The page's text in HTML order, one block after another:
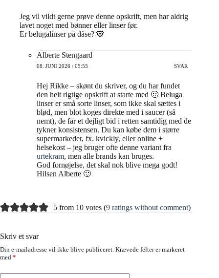
Jeg vil vildt gerne prøve denne opskrift, men har aldrig
lavet noget med bønner eller linser før.
Er belugalinser på dåse? 🙈
Alberte Stengaard
08. JUNI 2026 / 05:55 SVAR
Hej Rikke – skønt du skriver, og du har fundet
den helt rigtige opskrift at starte med 🙂 Beluga
linser er små sorte linser, som ikke skal sættes i
blød, men blot koges direkte med i saucer (så
nemt), de får et dejligt bid i retten samtidig med de
tykner konsistensen. Du kan købe dem i større
supermarkeder, fx. kvickly, eller online +
helsekost – jeg bruger ofte denne variant fra
urtekram, men alle brands kan bruges.
God fornøjelse, det skal nok blive mega godt!
Hilsen Alberte 🙂
5 from 10 votes (9 ratings without comment)
Skriv et svar
Din e-mailadresse vil ikke blive publiceret. Krævede felter er markeret
med *